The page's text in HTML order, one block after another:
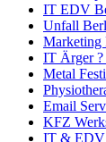
IT EDV
Unfall
Marketing
IT Ärger
Metal
Email
KFZ
IT & EDV